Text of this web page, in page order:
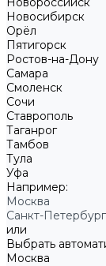
Новосибирск
Орёл
Пятигорск
Ростов-на-Дону
Самара
Смоленск
Сочи
Ставрополь
Таганрог
Тамбов
Тула
Уфа
Например:
Москва
Санкт-Петербург
или
Выбрать
Москва